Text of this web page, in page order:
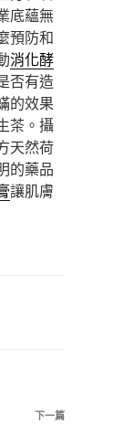
底蘊無
預防和
消化酵
否有造
的效果
茶。攝
天然荷
的藥品
讓肌膚
下
下一篇